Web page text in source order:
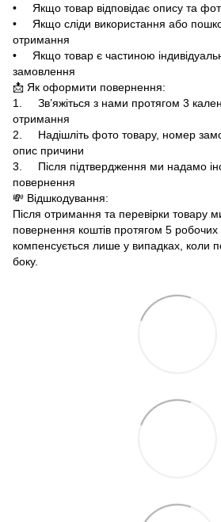
• Якщо товар відповідає опису та
• Якщо сліди використання або
отримання
• Якщо товар є частиною
замовлення
📩 Як оформити повернення:
1. Зв’яжіться з нами протягом 3
отримання
2. Надішліть фото товару, номер
опис причини
3. Після підтвердження ми надамо
повернення
💸 Відшкодування:
Після отримання та перевірки товару
повернення коштів протягом 5 робочих
компенсується лише у випадках, коли
боку.